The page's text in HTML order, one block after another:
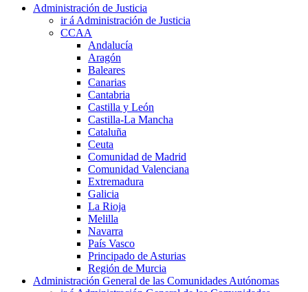
Administración de Justicia
ir á Administración de Justicia
CCAA
Andalucía
Aragón
Baleares
Canarias
Cantabria
Castilla y León
Castilla-La Mancha
Cataluña
Ceuta
Comunidad de Madrid
Comunidad Valenciana
Extremadura
Galicia
La Rioja
Melilla
Navarra
País Vasco
Principado de Asturias
Región de Murcia
Administración General de las Comunidades Autónomas